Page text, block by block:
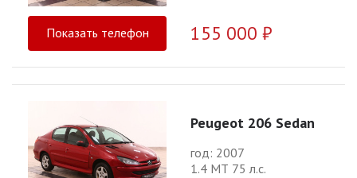
Показать телефон 155 000 ₽
Peugeot 206 Sedan
год: 2007
1.4 МТ 75 л.с.